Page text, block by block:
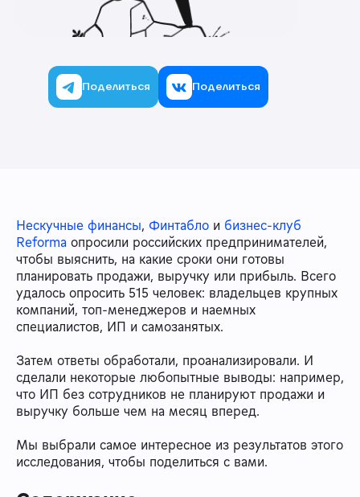
Поделиться Поделиться
Нескучные финансы, Финтабло и бизнес-клуб
Reforma опросили российских предпринимателей,
чтобы выяснить, на какие сроки они готовы
планировать продажи, выручку или прибыль. Всего
удалось опросить 515 человек: владельцев крупных
компаний, топ-менеджеров и наемных
специалистов, ИП и самозанятых.
Затем ответы обработали, проанализировали. И
сделали некоторые любопытные выводы: например,
что ИП без сотрудников не планируют продажи и
выручку больше чем на месяц вперед.
Мы выбрали самое интересное из результатов этого
исследования, чтобы поделиться с вами.